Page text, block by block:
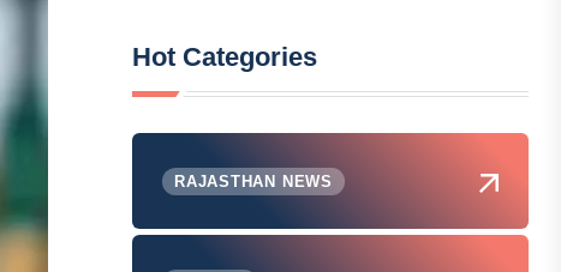
Hot Categories
RAJASTHAN NEWS